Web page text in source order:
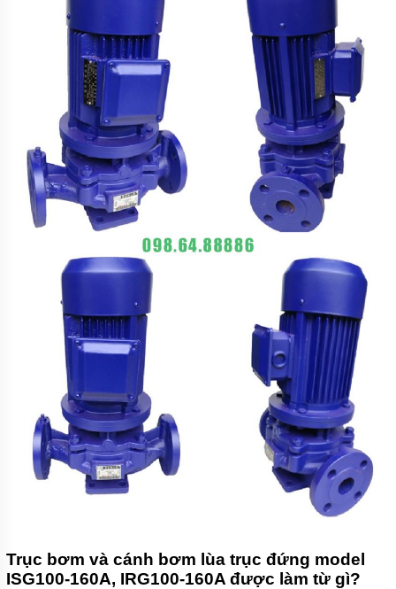
BƠM
DẦU
MÁY
BƠM
NƯỚC
MÁY
BƠM TỰ
QEEHUA-
CHINA
BƠM
Trục bơm và cánh bơm lùa trục đứng model
ISG100-160A, IRG100-160A được làm từ gì?